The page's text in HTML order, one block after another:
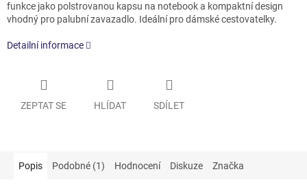
funkce jako polstrovanou kapsu na notebook a kompaktní design
vhodný pro palubní zavazadlo. Ideální pro dámské cestovatelky.
Detailní informace
ZEPTAT SE HLÍDAT SDÍLET
Popis Podobné (1) Hodnocení Diskuze Značka